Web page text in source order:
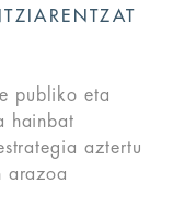
publiko eta
hainbat
aztertu
arazoa